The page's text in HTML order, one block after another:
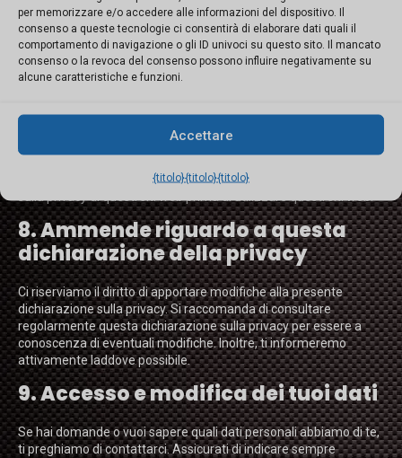
per memorizzare e/o accedere alle informazioni del dispositivo. Il
consenso a queste tecnologie ci consentirà di elaborare dati quali il
comportamento di navigazione o gli ID univoci su questo sito. Il mancato
consenso o la revoca del consenso possono influire negativamente su
alcune caratteristiche e funzioni.
Accettare
{titolo}{titolo}{titolo}
elabora dati personali.
Certificazione ISO27001/27002
HTTP Strict Transport Security e relative intestazioni di
sicurezza e politiche del browser
7. Sito web terze parti
Questa dichiarazione sulla privacy non si applica ai siti web di
modo affidabile o sicuro. Si consiglia di leggere le informative
8. Ammende riguardo a questa
dichiarazione della privacy
Ci riserviamo il diritto di apportare modifiche alla presente
dichiarazione sulla privacy. Si raccomanda di consultare
regolarmente questa dichiarazione sulla privacy per essere a
conoscenza di eventuali modifiche. Inoltre, ti informeremo
attivamente laddove possibile.
9. Accesso e modifica dei tuoi dati
Se hai domande o vuoi sapere quali dati personali abbiamo di te,
ti preghiamo di contattarci. Assicurati di indicare sempre